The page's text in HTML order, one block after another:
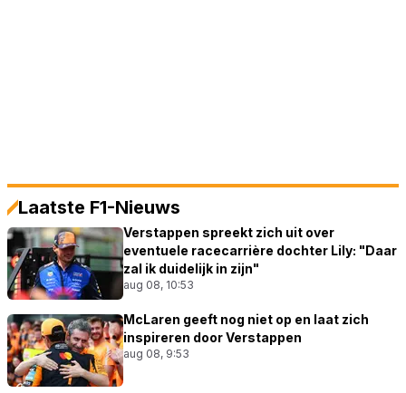
Laatste F1-Nieuws
Verstappen spreekt zich uit over
eventuele racecarrière dochter Lily: "Daar
zal ik duidelijk in zijn"
aug 08, 10:53
McLaren geeft nog niet op en laat zich
inspireren door Verstappen
aug 08, 9:53